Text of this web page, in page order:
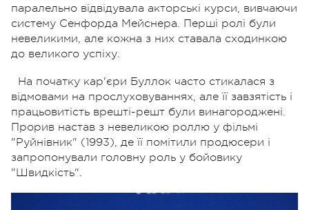
паралельно відвідувала акторські курси, вивчаючи
систему Сенфорда Мейснера. Перші ролі були
невеликими, але кожна з них ставала сходинкою
до великого успіху.
На початку кар'єри Буллок часто стикалася з
відмовами на прослуховуваннях, але її завзятість і
працьовитість врешті-решт були винагороджені.
Прорив настав з невеликою роллю у фільмі
"Руйнівник" (1993), де її помітили продюсери і
запропонували головну роль у бойовику
"Швидкість".